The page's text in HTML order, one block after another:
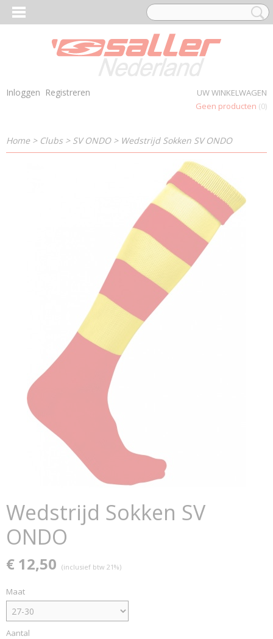
Inloggen Registreren
UW WINKELWAGEN
Geen producten (0)
Home> Clubs > SV ONDO> Wedstrijd Sokken SV ONDO
Wedstrijd Sokken SV
ONDO
€ 12,50 (inclusief btw 21%)
Maat
Aantal